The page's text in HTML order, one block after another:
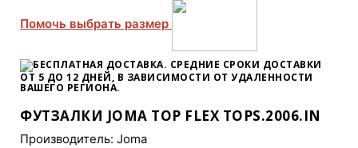
Помочь выбрать размер
БЕСПЛАТНАЯ ДОСТАВКА. СРЕДНИЕ СРОКИ ДОСТАВКИ
ОТ 5 ДО 12 ДНЕЙ, В ЗАВИСИМОСТИ ОТ УДАЛЕННОСТИ
ВАШЕГО РЕГИОНА.
ФУТЗАЛКИ JOMA TOP FLEX TOPS.2006.IN
Производитель: Joma